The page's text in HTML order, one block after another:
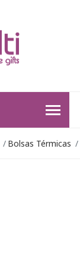
Bolsas Térmicas